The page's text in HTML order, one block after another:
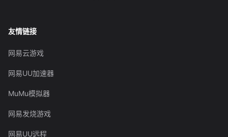
友情链接
网易云游戏
网易UU加速器
MuMu模拟器
网易发烧游戏
网易UU远程